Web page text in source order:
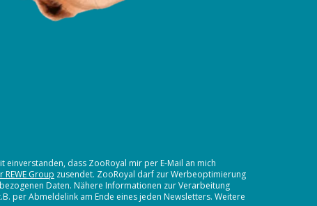
einverstanden, dass ZooRoyal mir per E-Mail an mich
Group zusendet. ZooRoyal darf zur Werbeoptimierung
Daten. Nähere Informationen zur Verarbeitung
per Abmeldelink am Ende eines jeden Newsletters. Weitere